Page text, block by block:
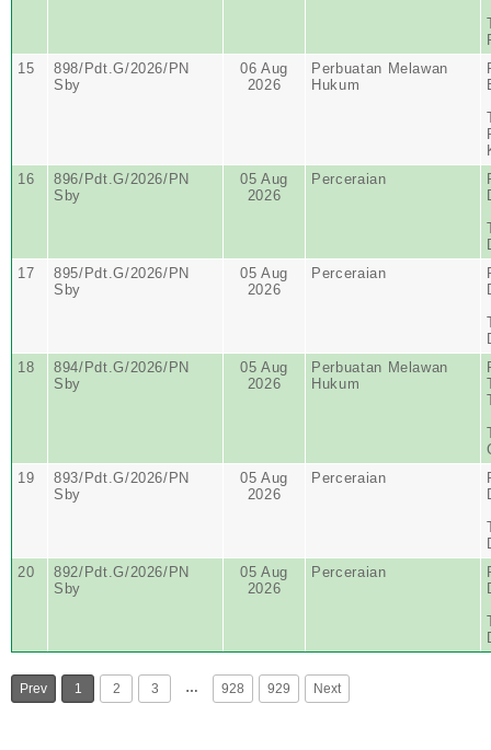
15
898/Pdt.G/2026/PN
Sby
06 Aug
2026
Perbuatan Melawan
Hukum
16
896/Pdt.G/2026/PN
Sby
05 Aug
2026
Perceraian
17
895/Pdt.G/2026/PN
Sby
05 Aug
2026
Perceraian
18
894/Pdt.G/2026/PN
Sby
05 Aug
2026
Perbuatan Melawan
Hukum
19
893/Pdt.G/2026/PN
Sby
05 Aug
2026
Perceraian
20
892/Pdt.G/2026/PN
Sby
05 Aug
2026
Perceraian
Prev 1 2 3 … 928 929 Next